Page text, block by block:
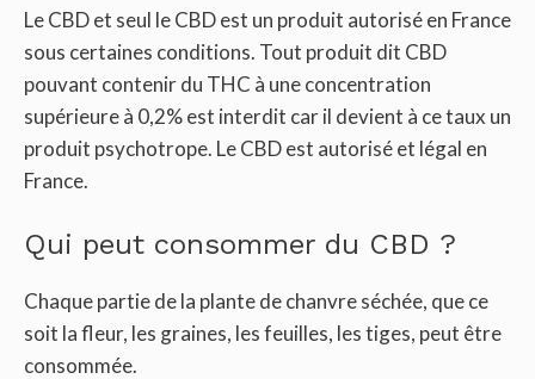
Le CBD et seul le CBD est un produit autorisé en France
sous certaines conditions. Tout produit dit CBD
pouvant contenir du THC à une concentration
supérieure à 0,2% est interdit car il devient à ce taux un
produit psychotrope. Le CBD est autorisé et légal en
France.
Qui peut consommer du CBD ?
Chaque partie de la plante de chanvre séchée, que ce
soit la fleur, les graines, les feuilles, les tiges, peut être
consommée.